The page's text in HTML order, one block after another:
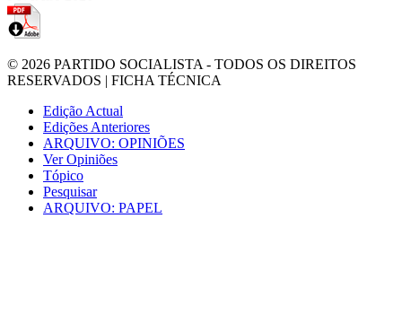
© 2026 PARTIDO SOCIALISTA - TODOS OS DIREITOS
RESERVADOS | FICHA TÉCNICA
Edição Actual
Edições Anteriores
ARQUIVO: OPINIÕES
Ver Opiniões
Tópico
Pesquisar
ARQUIVO: PAPEL